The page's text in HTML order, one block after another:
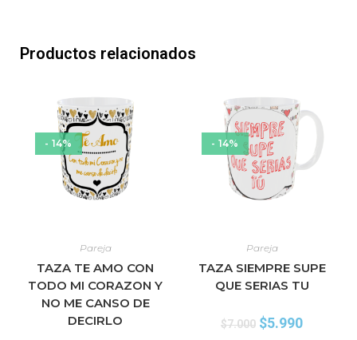
Productos relacionados
- 14%
Pareja
TAZA TE AMO CON
TODO MI CORAZON Y
NO ME CANSO DE
DECIRLO
- 14%
Pareja
TAZA SIEMPRE SUPE
QUE SERIAS TU
$7.000 $5.990